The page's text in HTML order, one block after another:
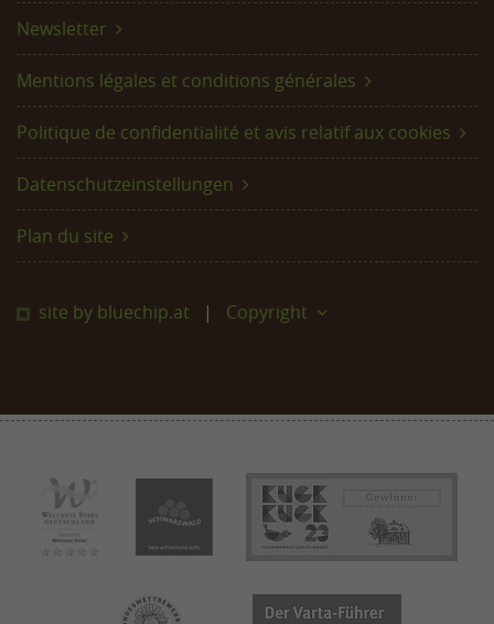
Newsletter
Mentions légales et conditions générales
Politique de confidentialité et avis relatif aux cookies
Datenschutzeinstellungen
Plan du site
site by bluechip.at Copyright